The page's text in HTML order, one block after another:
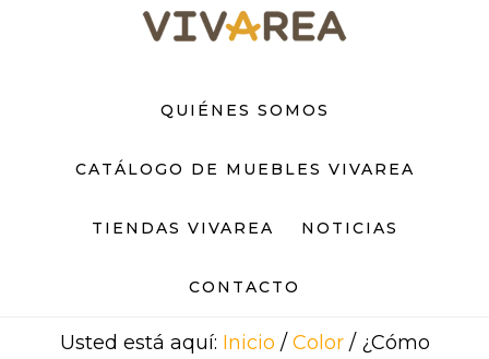
QUIÉNES SOMOS
CATÁLOGO DE MUEBLES VIVAREA
TIENDAS VIVAREA NOTICIAS
CONTACTO
Usted está aquí: Inicio / Color /¿Cómo